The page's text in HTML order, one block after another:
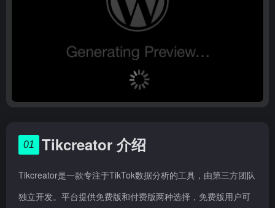
01 Tikcreator 介绍
Tikcreator是一款专注于TikTok数据分析的工具，由第三方团队
独立开发。平台提供免费版和付费版两种选择，免费版用户可